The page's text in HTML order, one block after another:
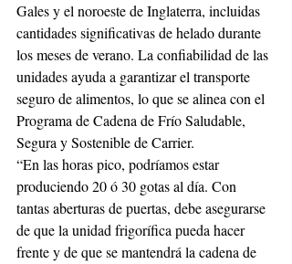
Gales y el noroeste de Inglaterra, incluidas
cantidades significativas de helado durante
los meses de verano. La confiabilidad de las
unidades ayuda a garantizar el transporte
seguro de alimentos, lo que se alinea con el
Programa de Cadena de Frío Saludable,
Segura y Sostenible de Carrier.
“En las horas pico, podríamos estar
produciendo 20 ó 30 gotas al día. Con
tantas aberturas de puertas, debe asegurarse
de que la unidad frigorífica pueda hacer
frente y de que se mantendrá la cadena de